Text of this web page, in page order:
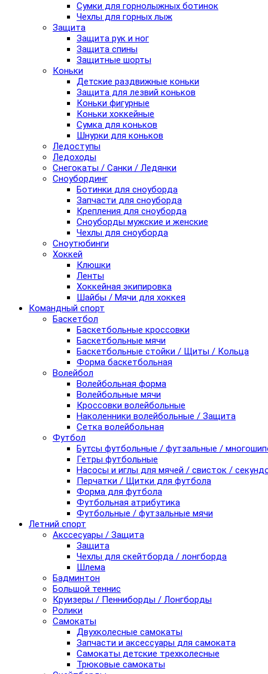
Сумки для горнолыжных ботинок
Чехлы для горных лыж
Защита
Защита рук и ног
Защита спины
Защитные шорты
Коньки
Детские раздвижные коньки
Защита для лезвий коньков
Коньки фигурные
Коньки хоккейные
Сумка для коньков
Шнурки для коньков
Ледоступы
Ледоходы
Снегокаты / Санки / Ледянки
Сноубординг
Ботинки для сноуборда
Запчасти для сноуборда
Крепления для сноуборда
Сноуборды мужские и женские
Чехлы для сноуборда
Сноутюбинги
Хоккей
Клюшки
Ленты
Хоккейная экипировка
Шайбы / Мячи для хоккея
Командный спорт
Баскетбол
Баскетбольные кроссовки
Баскетбольные мячи
Баскетбольные стойки / Щиты / Кольца
Форма баскетбольная
Волейбол
Волейбольная форма
Волейбольные мячи
Кроссовки волейбольные
Наколенники волейбольные / Защита
Сетка волейбольная
Футбол
Бутсы футбольные / футзальные /
Гетры футбольные
Насосы и иглы для мячей / свисток /
Перчатки / Щитки для футбола
Форма для футбола
Футбольная атрибутика
Футбольные / футзальные мячи
Летний спорт
Акссесуары / Защита
Защита
Чехлы для скейтборда / лонгборда
Шлема
Бадминтон
Большой теннис
Круизеры / Пенниборды / Лонгборды
Ролики
Самокаты
Двухколесные самокаты
Запчасти и аксессуары для самоката
Самокаты детские трехколесные
Трюковые самокаты